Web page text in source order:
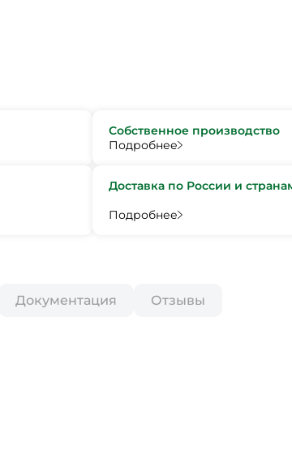
Собственное производство
Подробнее
Доставка по России и
Подробнее
Документация Отзывы